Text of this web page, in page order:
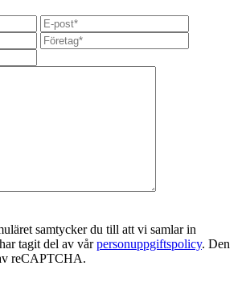
samtycker du till att vi samlar in
tagit del av vårpersonuppgiftspolicy. Den
reCAPTCHA.